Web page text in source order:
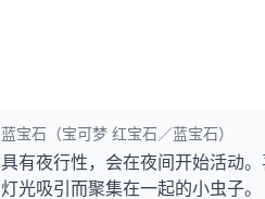
蓝宝石（宝可梦 红宝石／蓝宝石）
具有夜行性，会在夜间开始活动
灯光吸引而聚集在一起的小虫子。